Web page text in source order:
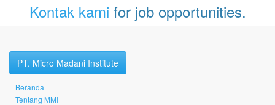
Kontak kami for job opportunities.
PT. Micro Madani Institute
Beranda
Tentang MMI